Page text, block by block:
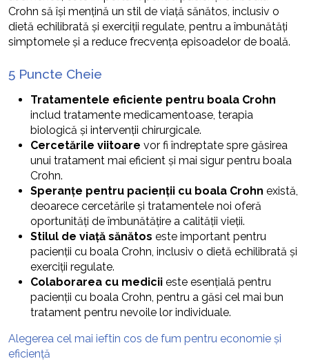
Crohn să își mențină un stil de viață sănătos, inclusiv o
dietă echilibrată și exerciții regulate, pentru a îmbunătăți
simptomele și a reduce frecvența episoadelor de boală.
5 Puncte Cheie
Tratamentele eficiente pentru boala Crohn
includ tratamente medicamentoase, terapia
biologică și intervenții chirurgicale.
Cercetările viitoare vor fi îndreptate spre găsirea
unui tratament mai eficient și mai sigur pentru boala
Crohn.
Speranțe pentru pacienții cu boala Crohn există,
deoarece cercetările și tratamentele noi oferă
oportunități de îmbunătățire a calității vieții.
Stilul de viață sănătos este important pentru
pacienții cu boala Crohn, inclusiv o dietă echilibrată și
exerciții regulate.
Colaborarea cu medicii este esențială pentru
pacienții cu boala Crohn, pentru a găsi cel mai bun
tratament pentru nevoile lor individuale.
Alegerea cel mai ieftin cos de fum pentru economie și
eficiență